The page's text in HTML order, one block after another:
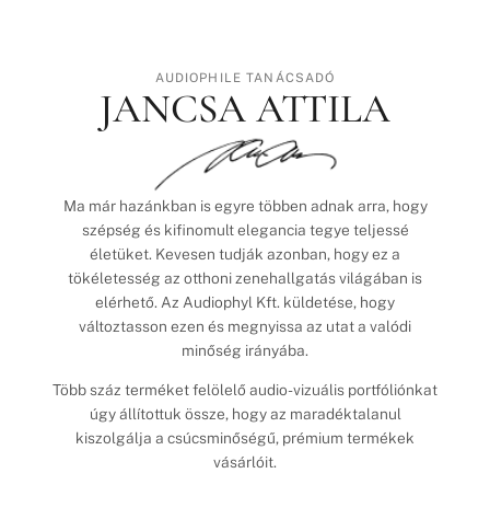
AUDIOPHILE TANÁCSADÓ
JANCSA ATTILA
Ma már hazánkban is egyre többen adnak arra, hogy
szépség és kifinomult elegancia tegye teljessé
életüket. Kevesen tudják azonban, hogy ez a
tökéletesség az otthoni zenehallgatás világában is
elérhető. Az Audiophyl Kft. küldetése, hogy
változtasson ezen és megnyissa az utat a valódi
minőség irányába.
Több száz terméket felölelő audio-vizuális portfóliónkat
úgy állítottuk össze, hogy az maradéktalanul
kiszolgálja a csúcsminőségű, prémium termékek
vásárlóit.